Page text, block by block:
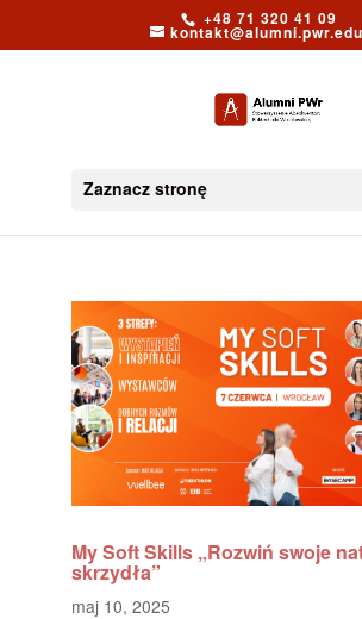
+48 71 320 41 09
Zaznacz stronę
My Soft Skills „Rozwiń swoje
skrzydła”
maj 10, 2025